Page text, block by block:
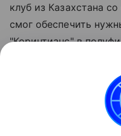
клуб из Казахстана
смог обеспечить
"Коринтианс" в
Расписание
8 августа (суббота):
(воскресенье): Финал